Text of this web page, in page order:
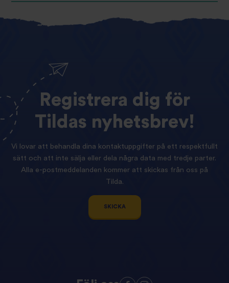
Registrera dig för
Tildas nyhetsbrev!
Vi lovar att behandla dina kontaktuppgifter på ett respektfullt
sätt och att inte sälja eller dela några data med tredje parter.
Alla e-postmeddelanden kommer att skickas från oss på
Tilda.
SKICKA